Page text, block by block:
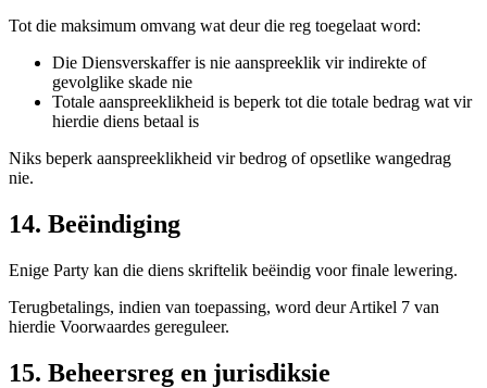
Tot die maksimum omvang wat deur die reg toegelaat word:
Die Diensverskaffer is nie aanspreeklik vir indirekte of
gevolglike skade nie
Totale aanspreeklikheid is beperk tot die totale bedrag wat vir
hierdie diens betaal is
Niks beperk aanspreeklikheid vir bedrog of opsetlike wangedrag
nie.
14. Beëindiging
Enige Party kan die diens skriftelik beëindig voor finale lewering.
Terugbetalings, indien van toepassing, word deur Artikel 7 van
hierdie Voorwaardes gereguleer.
15. Beheersreg en jurisdiksie